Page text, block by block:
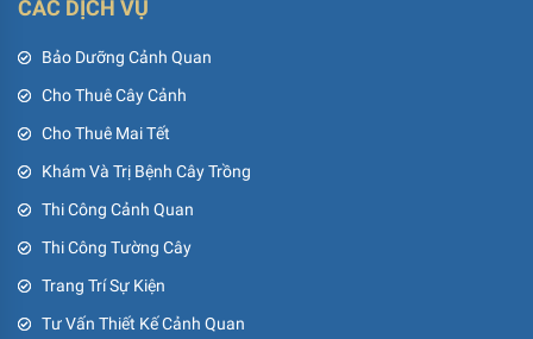
CÁC DỊCH VỤ
Bảo Dưỡng Cảnh Quan
Cho Thuê Cây Cảnh
Cho Thuê Mai Tết
Khám Và Trị Bệnh Cây Trồng
Thi Công Cảnh Quan
Thi Công Tường Cây
Trang Trí Sự Kiện
Tư Vấn Thiết Kế Cảnh Quan